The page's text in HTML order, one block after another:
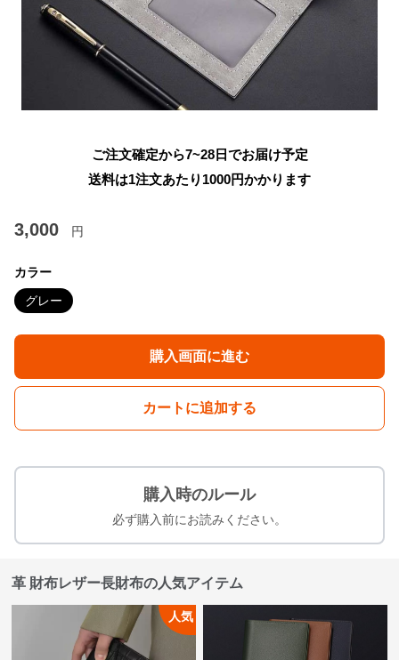
ご注文確定から7~28日でお届け予定
送料は1注文あたり 1000円かかります
3,000 円
カラー
グレー
購入画面に進む
カートに追加する
購入時のルール
必ず購入前にお読みください。
革 財布レザー長財布の人気アイテム
人気